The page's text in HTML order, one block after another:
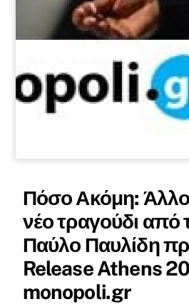
Πόσο Ακόμη:
νέο τραγούδι από
Παύλο Παυλίδη
Release Athens
monopoli.gr